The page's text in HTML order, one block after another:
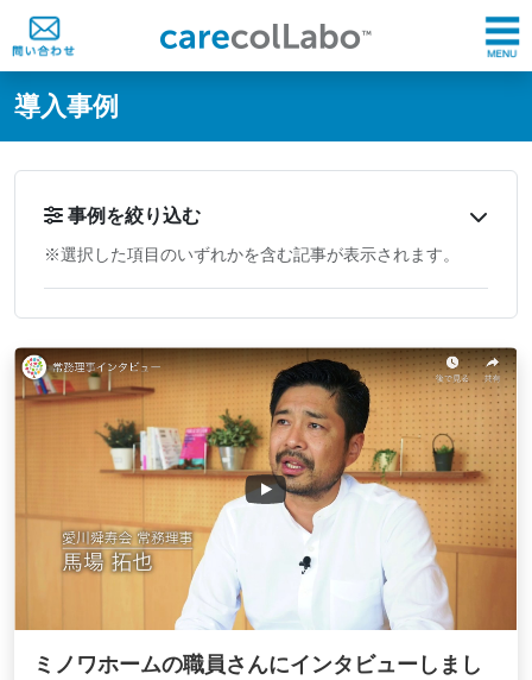
@ -0,0 +1,60 @@
導入事例
事例を絞り込む
※選択した項目のいずれかを含む記事が表示されます。
ミノワホームの職員さんにインタビューしまし